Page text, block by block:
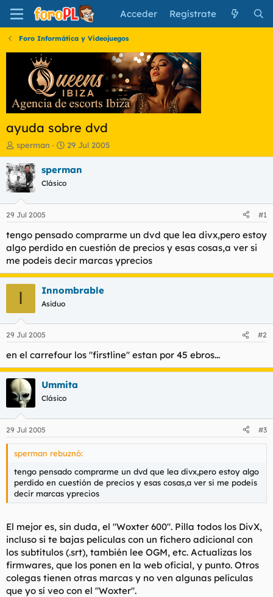
Acceder Regístrate
Foro Informática y Videojuegos
ayuda sobre dvd
I
n
i
c
i
a
d
o
r
e
l
t
e
sperman
F
e
c
i
n
c
i
o
29 Jul 2005
sperman
Clásico
29 Jul 2005 #1
tengo pensado comprarme un dvd que lea divx,pero estoy
algo perdido en cuestión de precios y esas cosas,a ver si
me podeis decir marcas yprecios
I Innombrable
Asiduo
29 Jul 2005 #2
en el carrefour los "firstline" estan por 45 ebros...
Ummita
Clásico
29 Jul 2005 #3
sperman rebuznó:
tengo pensado comprarme un dvd que lea divx,pero estoy algo
perdido en cuestión de precios y esas cosas,a ver si me podeis
decir marcas yprecios
El mejor es, sin duda, el "Woxter 600". Pilla todos los DivX,
incluso si te bajas películas con un fichero adicional con
los subtítulos (.srt), también lee OGM, etc. Actualizas los
firmwares, que los ponen en la web oficial, y punto. Otros
colegas tienen otras marcas y no ven algunas películas
que yo sí veo con el "Woxter".